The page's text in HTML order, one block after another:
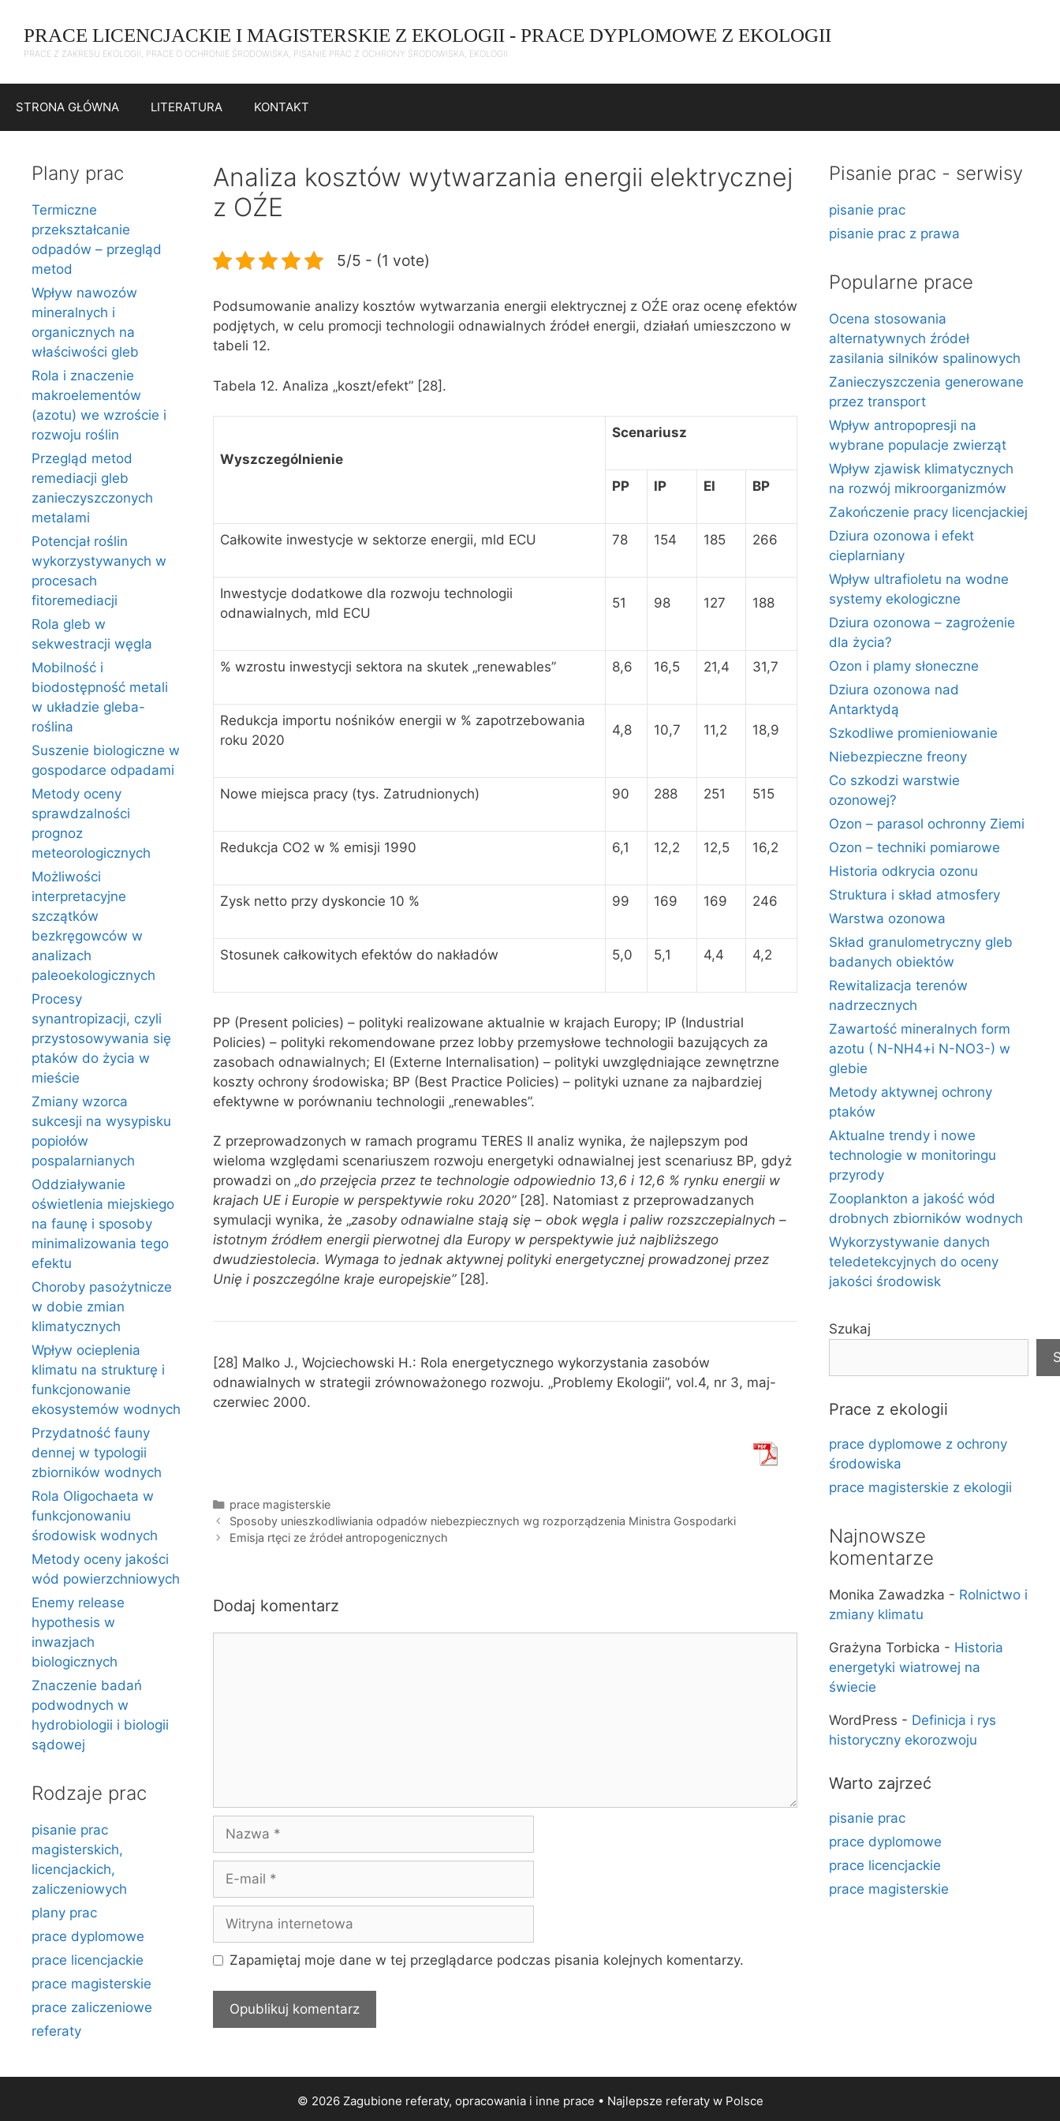
treści
PRACE LICENCJACKIE I MAGISTERSKIE Z EKOLOGII - PRACE DYPLOMOWE Z EKOLOGII
PRACE Z ZAKRESU EKOLOGII, PRACE O OCHRONIE ŚRODOWISKA, PISANIE PRAC Z OCHRONY ŚRODOWISKA, EKOLOGII
STRONA GŁÓWNA LITERATURA KONTAKT
Analiza kosztów wytwarzania energii elektrycznej
z OŹE
5/5 - (1 vote)
Podsumowanie analizy kosztów wytwarzania energii elektrycznej z OŹE oraz ocenę efektów
podjętych, w celu promocji technologii odnawialnych źródeł energii, działań umieszczono w
tabeli 12.
Tabela 12. Analiza „koszt/efekt” [28].
Wyszczególnienie
Scenariusz
PP IP EI BP
Całkowite inwestycje w sektorze energii, mld ECU 78 154 185 266
Inwestycje dodatkowe dla rozwoju technologii
odnawialnych, mld ECU
51 98 127 188
% wzrostu inwestycji sektora na skutek „renewables” 8,6 16,5 21,4 31,7
Redukcja importu nośników energii w % zapotrzebowania
roku 2020
4,8 10,7 11,2 18,9
Nowe miejsca pracy (tys. Zatrudnionych) 90 288 251 515
Redukcja CO2 w % emisji 1990 6,1 12,2 12,5 16,2
Zysk netto przy dyskoncie 10 % 99 169 169 246
Stosunek całkowitych efektów do nakładów 5,0 5,1 4,4 4,2
PP (Present policies) – polityki realizowane aktualnie w krajach Europy; IP (Industrial
Policies) – polityki rekomendowane przez lobby przemysłowe technologii bazujących za
zasobach odnawialnych; EI (Externe Internalisation) – polityki uwzględniające zewnętrzne
koszty ochrony środowiska; BP (Best Practice Policies) – polityki uznane za najbardziej
efektywne w porównaniu technologii „renewables”.
Z przeprowadzonych w ramach programu TERES II analiz wynika, że najlepszym pod
wieloma względami scenariuszem rozwoju energetyki odnawialnej jest scenariusz BP, gdyż
prowadzi on „do przejęcia przez te technologie odpowiednio 13,6 i 12,6 % rynku energii w
krajach UE i Europie w perspektywie roku 2020” [28]. Natomiast z przeprowadzanych
symulacji wynika, że „zasoby odnawialne stają się – obok węgla i paliw rozszczepialnych –
istotnym źródłem energii pierwotnej dla Europy w perspektywie już najbliższego
dwudziestolecia. Wymaga to jednak aktywnej polityki energetycznej prowadzonej przez
Unię i poszczególne kraje europejskie”[28].
[28] Malko J., Wojciechowski H.: Rola energetycznego wykorzystania zasobów
odnawialnych w strategii zrównoważonego rozwoju. „Problemy Ekologii”, vol.4, nr 3, maj-
czerwiec 2000.
Kategorie
prace magisterskie
Sposoby unieszkodliwiania odpadów niebezpiecznych wg rozporządzenia Ministra Gospodarki
Emisja rtęci ze źródeł antropogenicznych
Dodaj komentarz
Nazwa
Witryna
internetowa
Zapamiętaj moje dane w tej przeglądarce podczas pisania kolejnych komentarzy.
Plany prac
Termiczne
przekształcanie
odpadów – przegląd
metod
Wpływ nawozów
mineralnych i
organicznych na
właściwości gleb
Rola i znaczenie
makroelementów
(azotu) we wzroście i
rozwoju roślin
Przegląd metod
remediacji gleb
zanieczyszczonych
metalami
Potencjał roślin
wykorzystywanych w
procesach
fitoremediacji
Rola gleb w
sekwestracji węgla
Mobilność i
biodostępność metali
w układzie gleba-
roślina
Suszenie biologiczne w
gospodarce odpadami
Metody oceny
sprawdzalności
prognoz
meteorologicznych
Możliwości
interpretacyjne
szczątków
bezkręgowców w
analizach
paleoekologicznych
Procesy
synantropizacji, czyli
przystosowywania się
ptaków do życia w
mieście
Zmiany wzorca
sukcesji na wysypisku
popiołów
pospalarnianych
Oddziaływanie
oświetlenia miejskiego
na faunę i sposoby
minimalizowania tego
efektu
Choroby pasożytnicze
w dobie zmian
klimatycznych
Wpływ ocieplenia
klimatu na strukturę i
funkcjonowanie
ekosystemów wodnych
Przydatność fauny
dennej w typologii
zbiorników wodnych
Rola Oligochaeta w
funkcjonowaniu
środowisk wodnych
Metody oceny jakości
wód powierzchniowych
Enemy release
hypothesis w
inwazjach
biologicznych
Znaczenie badań
podwodnych w
hydrobiologii i biologii
sądowej
Rodzaje prac
pisanie prac
magisterskich,
licencjackich,
zaliczeniowych
plany prac
prace dyplomowe
prace licencjackie
prace magisterskie
prace zaliczeniowe
referaty
Pisanie prac - serwisy
pisanie prac
pisanie prac z prawa
Popularne prace
Ocena stosowania
alternatywnych źródeł
zasilania silników spalinowych
Zanieczyszczenia generowane
przez transport
Wpływ antropopresji na
wybrane populacje zwierząt
Wpływ zjawisk klimatycznych
na rozwój mikroorganizmów
Zakończenie pracy licencjackiej
Dziura ozonowa i efekt
cieplarniany
Wpływ ultrafioletu na wodne
systemy ekologiczne
Dziura ozonowa – zagrożenie
dla życia?
Ozon i plamy słoneczne
Dziura ozonowa nad
Antarktydą
Szkodliwe promieniowanie
Niebezpieczne freony
Co szkodzi warstwie
ozonowej?
Ozon – parasol ochronny Ziemi
Ozon – techniki pomiarowe
Historia odkrycia ozonu
Struktura i skład atmosfery
Warstwa ozonowa
Skład granulometryczny gleb
badanych obiektów
Rewitalizacja terenów
nadrzecznych
Zawartość mineralnych form
azotu ( N-NH4+i N-NO3-) w
glebie
Metody aktywnej ochrony
ptaków
Aktualne trendy i nowe
technologie w monitoringu
przyrody
Zooplankton a jakość wód
drobnych zbiorników wodnych
Wykorzystywanie danych
teledetekcyjnych do oceny
jakości środowisk
Szukaj
Prace z ekologii
prace dyplomowe z ochrony
środowiska
prace magisterskie z ekologii
Najnowsze
komentarze
Monika Zawadzka - Rolnictwo i
zmiany klimatu
Grażyna Torbicka - Historia
energetyki wiatrowej na
świecie
WordPress - Definicja i rys
historyczny ekorozwoju
Warto zajrzeć
pisanie prac
prace dyplomowe
prace licencjackie
prace magisterskie
© 2026 Zagubione referaty, opracowania i inne prace • Najlepsze referatyw Polsce